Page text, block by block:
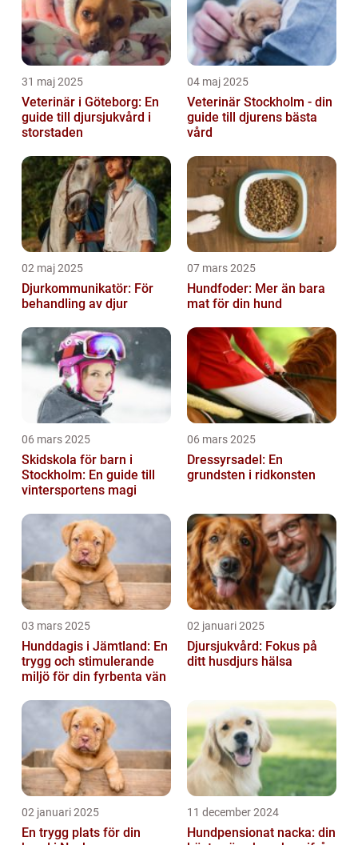
31 maj 2025
Veterinär i Göteborg: En
guide till djursjukvård i
storstaden
04 maj 2025
Veterinär Stockholm - din
guide till djurens bästa
vård
02 maj 2025
Djurkommunikatör: För
behandling av djur
07 mars 2025
Hundfoder: Mer än bara
mat för din hund
06 mars 2025
Skidskola för barn i
Stockholm: En guide till
vintersportens magi
06 mars 2025
Dressyrsadel: En
grundsten i ridkonsten
03 mars 2025
Hunddagis i Jämtland: En
trygg och stimulerande
miljö för din fyrbenta vän
02 januari 2025
Djursjukvård: Fokus på
ditt husdjurs hälsa
02 januari 2025
En trygg plats för din
11 december 2024
Hundpensionat nacka: din